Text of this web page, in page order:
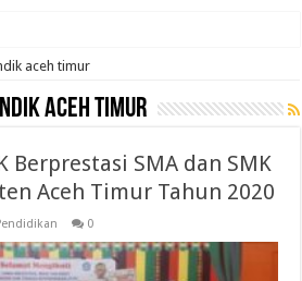
XIII Aceh Utara, Kacabdin Tekankan Cetak
aceh timur
aceh timur
Berprestasi SMA dan SMK
Aceh Timur Tahun 2020
0